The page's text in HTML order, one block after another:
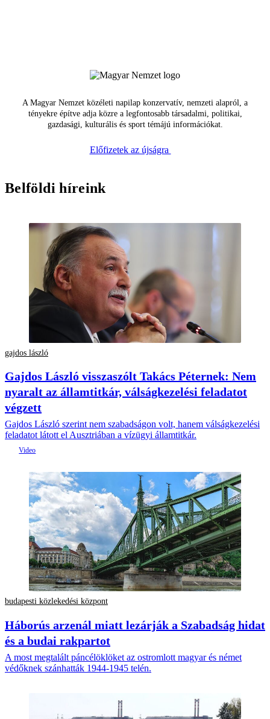
A Magyar Nemzet közéleti napilap konzervatív, nemzeti alapról, a
tényekre építve adja közre a legfontosabb társadalmi, politikai,
gazdasági, kulturális és sport témájú információkat.
Előfizetek az újságra
Belföldi híreink
gajdos lászló
Gajdos László visszaszólt Takács Péternek: Nem
nyaralt az államtitkár, válságkezelési feladatot
végzett
Gajdos László szerint nem szabadságon volt, hanem válságkezelési
feladatot látott el Ausztriában a vízügyi államtitkár.
budapesti közlekedési központ
Háborús arzenál miatt lezárják a Szabadság hidat
és a budai rakpartot
A most megtalált páncélöklöket az ostromlott magyar és német
védőknek szánhatták 1944-1945 telén.